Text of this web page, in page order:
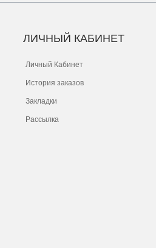
ЛИЧНЫЙ КАБИНЕТ
Личный Кабинет
История заказов
Закладки
Рассылка